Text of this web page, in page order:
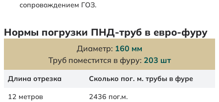
сопровождением ГОЗ.
Нормы погрузки ПНД-труб в евро-фуру
Диаметр: 160 мм
Труб поместится в фуру: 203 шт
Длина отрезка Сколько пог. м. трубы в фуре
12 метров 2436 пог.м.